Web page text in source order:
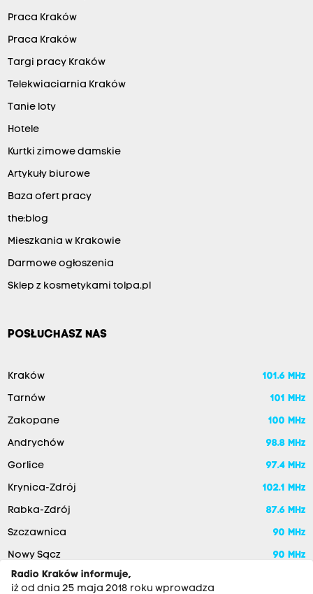
Praca Kraków
Praca Kraków
Targi pracy Kraków
Telekwiaciarnia Kraków
Tanie loty
Hotele
Kurtki zimowe damskie
Artykuły biurowe
Baza ofert pracy
the:blog
Mieszkania w Krakowie
Darmowe ogłoszenia
Sklep z kosmetykami tolpa.pl
POSŁUCHASZ NAS
Kraków 101.6 MHz
Tarnów 101 MHz
Zakopane 100 MHz
Andrychów 98.8 MHz
Gorlice 97.4 MHz
Krynica-Zdrój 102.1 MHz
Rabka-Zdrój 87.6 MHz
Szczawnica 90 MHz
Nowy Sącz
90 MHz
Radio Kraków informuje,
iż od dnia 25 maja 2018 roku wprowadza